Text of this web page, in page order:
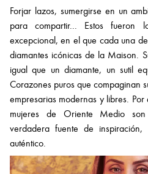
Forjar lazos, sumergirse en un
para compartir... Estos fueron
excepcional, en el que cada una
diamantes icónicas de la Maison.
igual que un diamante, un sutil
Corazones puros que compaginan
empresarias modernas y libres.
mujeres de Oriente Medio
verdadera fuente de
auténtico.